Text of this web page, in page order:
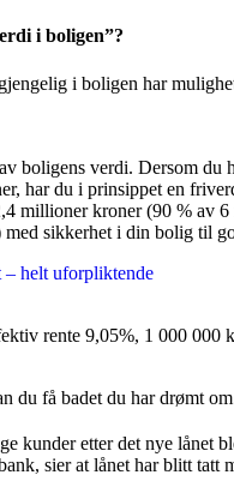
i boligen”?
i boligen har
boligens verdi. Dersom du
har du i prinsippet en
millioner kroner (90 % av
med sikkerhet i din bolig til
– helt uforpliktende
rente 9,05%, 1 000 000
du få badet du har drømt
kunder etter det nye lånet
sier at lånet har blitt tatt